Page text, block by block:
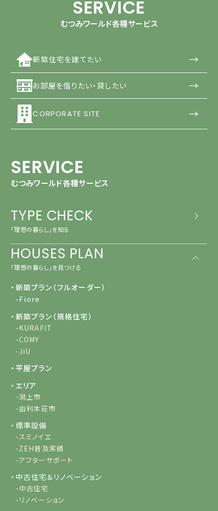
SERVICE
むつみワールド各種サービス
新築住宅を建てたい →
お部屋を借りたい・貸したい →
CORPORATE SITE →
SERVICE
むつみワールド各種サービス
TYPE CHECK
「理想の暮らし」を知る
HOUSES PLAN
「理想の暮らし」を見つける
・新築プラン（フルオーダー）
-Fiore
・新築プラン（規格住宅）
-KURAFIT
-COMY
-JiU
・平屋プラン
・エリア
-潟上市
-由利本荘市
・標準設備
-スミノイエ
-ZEH普及実績
-アフターサポート
・中古住宅＆リノベーション
-中古住宅
-リノベーション